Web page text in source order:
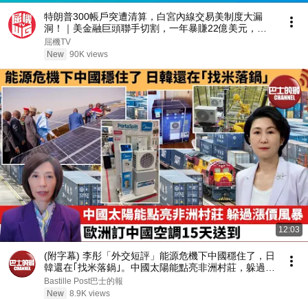
特朗普300帳戶突遭清算，白宮內線交易美制度大漏
洞！｜美金融巨頭聯手切割，一年暴賺22億美元，一
場合法的全球巨額圈錢案？【藍莓會客室 EP20】
屈機TV
New 90K views
12:03
(附字幕) 李彤「外交短評」能源危機下中國穩住了，日
韓還在｢找米落鍋｣。中國太陽能點亮非洲村莊，躲過漲
Bastille Post巴士的報
New 8.9K views